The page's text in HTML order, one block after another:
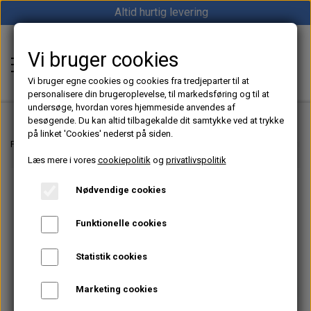
Altid hurtig levering
Shop12volt
Hjem
Autoterm dieselfyr
1852 Diesel Bådvarmer
Strøm
Vind/Sol
Forside
Vi bruger cookies
Vi bruger egne cookies og cookies fra tredjeparter til at
personalisere din brugeroplevelse, til markedsføring og til at
undersøge, hvordan vores hjemmeside anvendes af
besøgende. Du kan altid tilbagekalde dit samtykke ved at trykke
på linket 'Cookies' nederst på siden.
Læs mere i vores cookiepolitikog privatlivspolitik
Nødvendige cookies
Funktionelle cookies
Statistik cookies
Marketing cookies